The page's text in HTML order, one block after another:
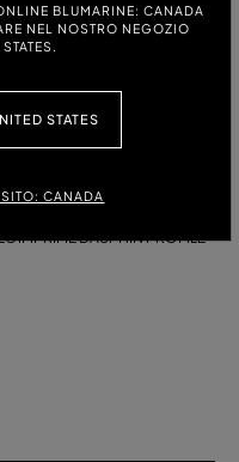
BLUMARINE: CANADA
NEL NOSTRO NEGOZIO
STATES
CANADA
IMPRIMÉ DAUPHIN PROFILÉ